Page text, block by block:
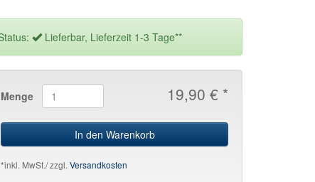
Lieferbar, Lieferzeit 1-3 Tage**
19,90 € *
Menge
In den Warenkorb
*inkl. MwSt./ zzgl. Versandkosten